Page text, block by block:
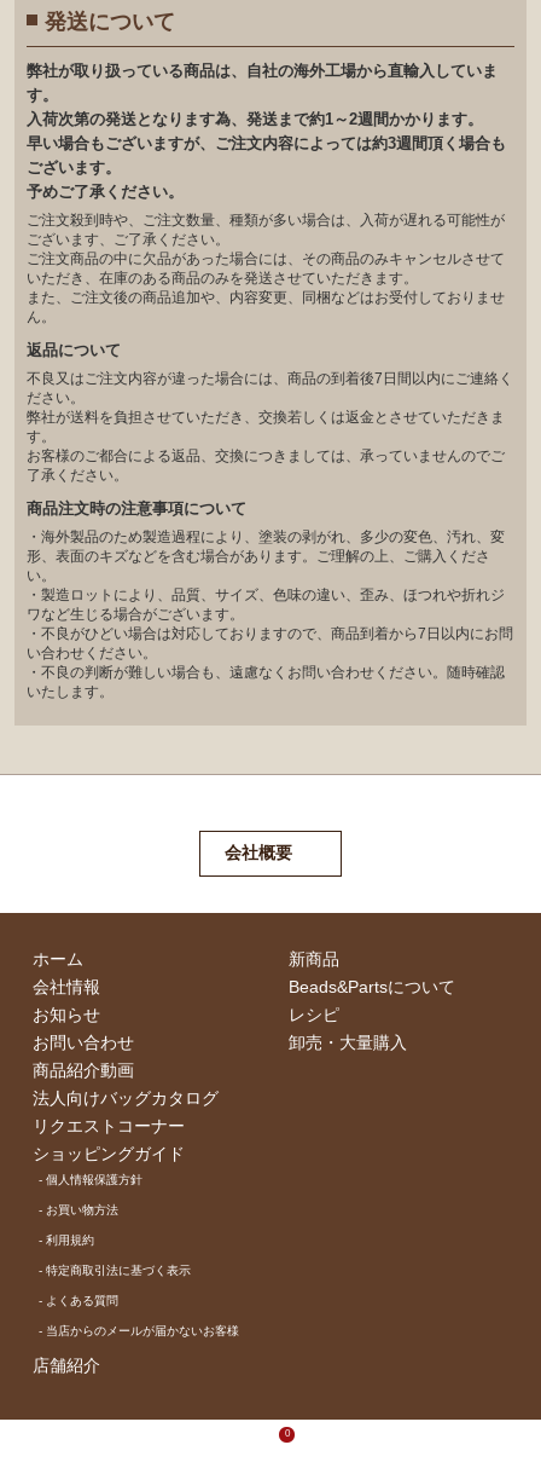
発送について
弊社が取り扱っている商品は、自社の海外工場から直輸入していま
す。
入荷次第の発送となります為、発送まで約1～2週間かかります。
早い場合もございますが、ご注文内容によっては約3週間頂く場合も
ございます。
予めご了承ください。
ご注文殺到時や、ご注文数量、種類が多い場合は、入荷が遅れる可能性が
ございます、ご了承ください。
ご注文商品の中に欠品があった場合には、その商品のみキャンセルさせて
いただき、在庫のある商品のみを発送させていただきます。
また、ご注文後の商品追加や、内容変更、同梱などはお受付しておりませ
ん。
返品について
不良又はご注文内容が違った場合には、商品の到着後7日間以内にご連絡く
ださい。
弊社が送料を負担させていただき、交換若しくは返金とさせていただきま
す。
お客様のご都合による返品、交換につきましては、承っていませんのでご
了承ください。
商品注文時の注意事項について
・海外製品のため製造過程により、塗装の剥がれ、多少の変色、汚れ、変
形、表面のキズなどを含む場合があります。ご理解の上、ご購入くださ
い。
・製造ロットにより、品質、サイズ、色味の違い、歪み、ほつれや折れジ
ワなど生じる場合がございます。
・不良がひどい場合は対応しておりますので、商品到着から7日以内にお問
い合わせください。
・不良の判断が難しい場合も、遠慮なくお問い合わせください。随時確認
いたします。
会社概要
ホーム
会社情報
お知らせ
お問い合わせ
商品紹介動画
法人向けバッグカタログ
リクエストコーナー
新商品
Beads&Partsについて
レシピ
卸売・⼤量購⼊
ショッピングガイド
- 個⼈情報保護⽅針
- お買い物⽅法
- 利⽤規約
- 特定商取引法に基づく表⽰
- よくある質問
- 当店からのメールが届かないお客様
店舗紹介
0